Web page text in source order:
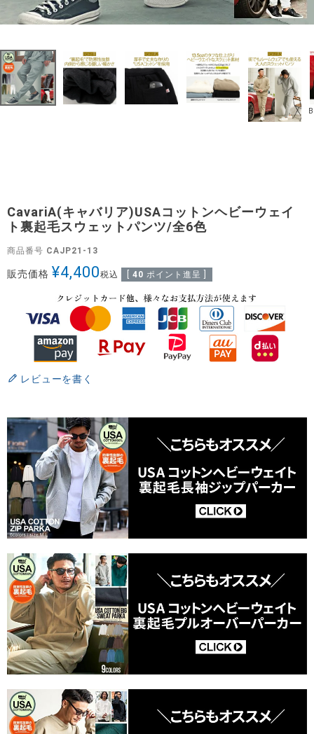
CavariA(キャバリア)USAコットンヘビーウェイ
ト裏起毛スウェットパンツ/全6色
商品番号 CAJP21-13
販売価格 ¥4,400税込 40 ポイント進呈 ]
レビューを書く